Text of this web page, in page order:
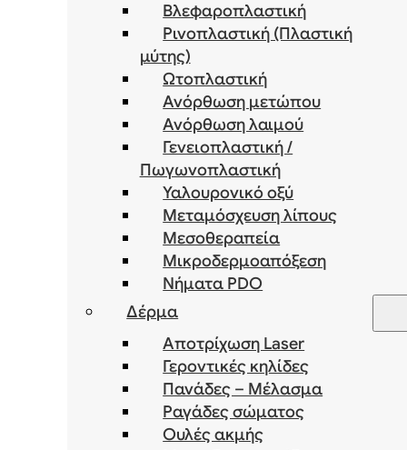
Βλεφαροπλαστική
Ρινοπλαστική (Πλαστική
μύτης)
Ωτοπλαστική
Ανόρθωση μετώπου
Ανόρθωση λαιμού
Γενειοπλαστική /
Πωγωνοπλαστική
Υαλουρονικό οξύ
Μεταμόσχευση λίπους
Μεσοθεραπεία
Μικροδερμοαπόξεση
Νήματα PDO
Δέρμα
Αποτρίχωση Laser
Γεροντικές κηλίδες
Πανάδες – Μέλασμα
Ραγάδες σώματος
Ουλές ακμής